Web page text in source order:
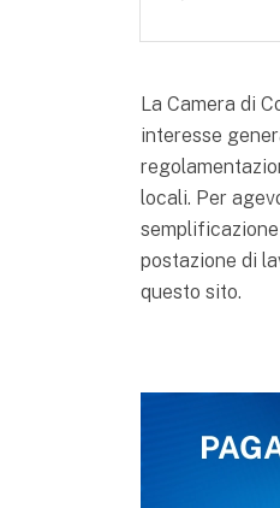
La Camera di
interesse
locali. Per
postazione di
questo sito.